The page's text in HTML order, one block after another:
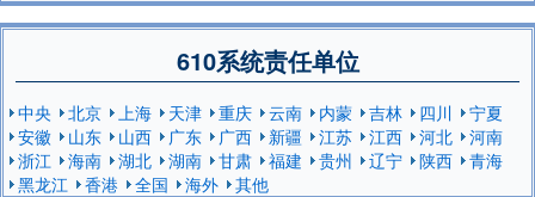
610系统责任单位
中央 北京 上海 天津 重庆 云南 内蒙 吉林 四川
宁夏
安徽
山东 山西 广东 广西 新疆 江苏 江西 河北
河南
浙江
海南 湖北 湖南 甘肃 福建 贵州 辽宁 陕西
青海
黑龙江
香港 全国 海外 其他